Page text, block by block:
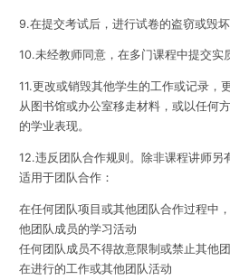
9.在提交考试后，进行试卷的盗窃或毁坏
10.未经教师同意，在多门课程中提交实
11.更改或销毁其他学生的工作或记录，
从图书馆或办公室移走材料，或以任何
的学业表现。
12.违反团队合作规则。除非课程讲师另
适用于团队合作：
在任何团队项目或其他团队合作过程中
他团队成员的学习活动
任何团队成员不得故意限制或禁止其他
在进行的工作或其他团队活动